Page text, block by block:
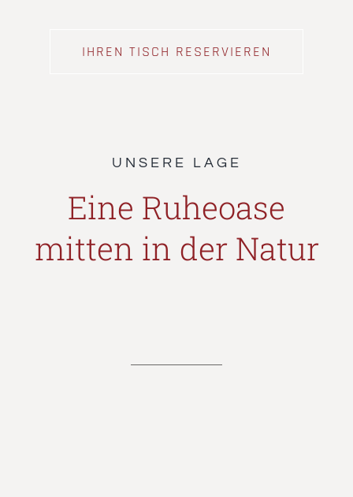
IHREN TISCH RESERVIEREN
UNSERE LAGE
Eine Ruheoase
mitten in der Natur